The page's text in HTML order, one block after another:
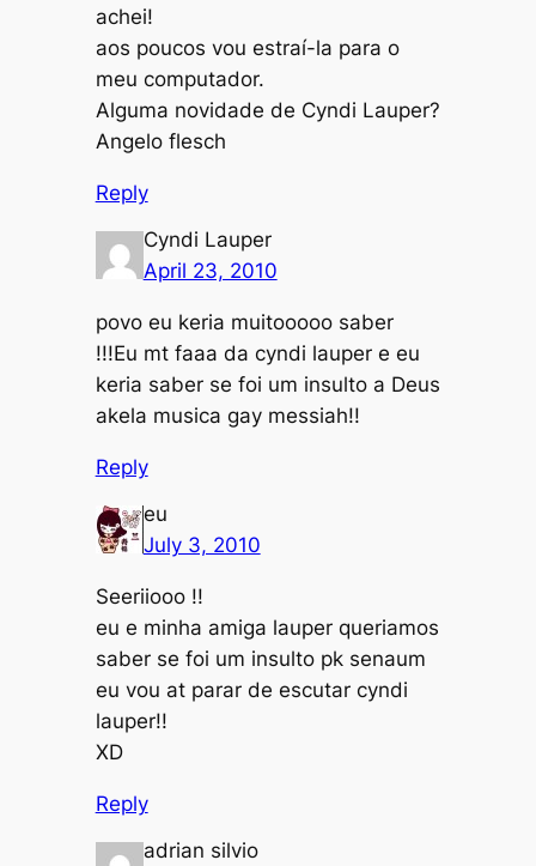
achei!
aos poucos vou estraí-la para o
meu computador.
Alguma novidade de Cyndi Lauper?
Angelo flesch
Reply
Cyndi Lauper
April 23, 2010
povo eu keria muitooooo saber
!!!Eu mt faaa da cyndi lauper e eu
keria saber se foi um insulto a Deus
akela musica gay messiah!!
Reply
eu
July 3, 2010
Seeriiooo !!
eu e minha amiga lauper queriamos
saber se foi um insulto pk senaum
eu vou at parar de escutar cyndi
lauper!!
XD
Reply
adrian silvio